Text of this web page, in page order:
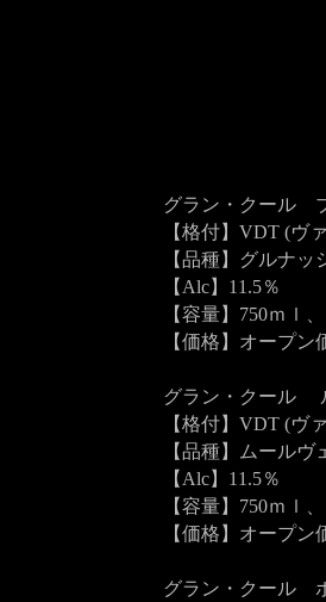
グラン・クール
【格付】VDT (ヴ
【品種】グルナ
【Alc】11.5％
【容量】750ｍｌ
【価格】オープン
グラン・クール
【格付】VDT (ヴ
【品種】ムール
【Alc】11.5％
【容量】750ｍｌ
【価格】オープン
グラン・クール